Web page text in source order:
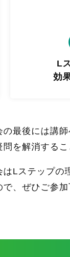
L
効
の最後には講
を解消するこ
はLステップの
、ぜひご参加